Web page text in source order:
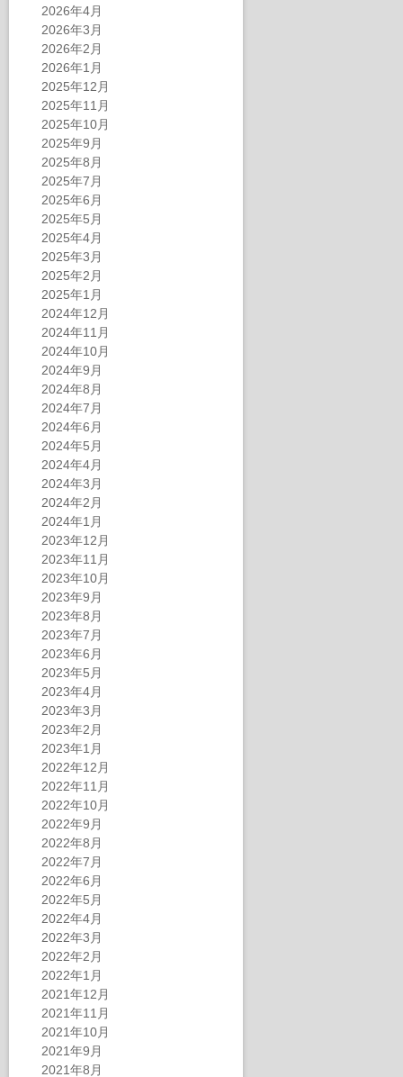
2026年4月
2026年3月
2026年2月
2026年1月
2025年12月
2025年11月
2025年10月
2025年9月
2025年8月
2025年7月
2025年6月
2025年5月
2025年4月
2025年3月
2025年2月
2025年1月
2024年12月
2024年11月
2024年10月
2024年9月
2024年8月
2024年7月
2024年6月
2024年5月
2024年4月
2024年3月
2024年2月
2024年1月
2023年12月
2023年11月
2023年10月
2023年9月
2023年8月
2023年7月
2023年6月
2023年5月
2023年4月
2023年3月
2023年2月
2023年1月
2022年12月
2022年11月
2022年10月
2022年9月
2022年8月
2022年7月
2022年6月
2022年5月
2022年4月
2022年3月
2022年2月
2022年1月
2021年12月
2021年11月
2021年10月
2021年9月
2021年8月